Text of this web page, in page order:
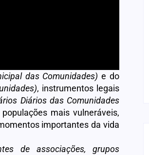
das Comunidades) e do
, instrumentos legais
Diários das Comunidades
mais vulneráveis,
importantes da vida
de associações, grupos